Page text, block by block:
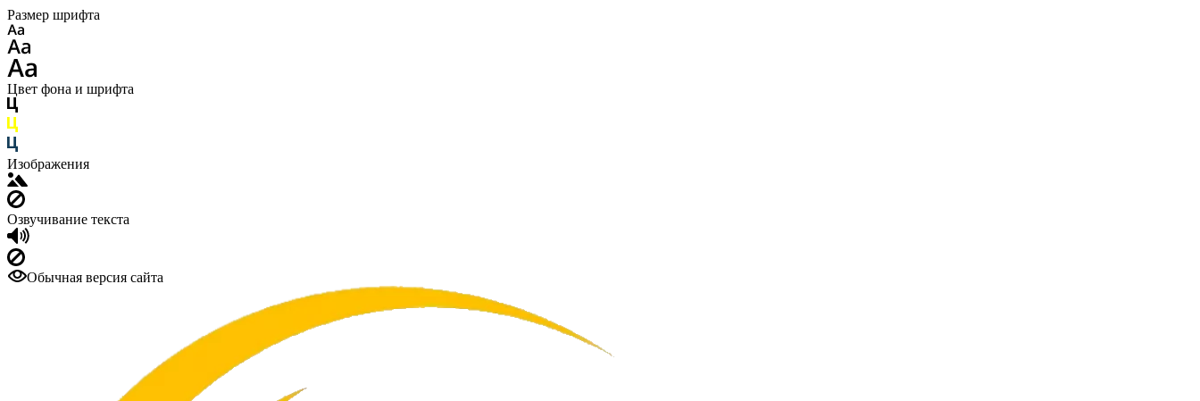
Размер шрифта
Цвет фона и шрифта
Изображения
Озвучивание текста
Обычная версия сайта